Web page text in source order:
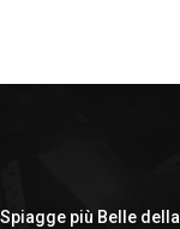
Spiagge più Belle della